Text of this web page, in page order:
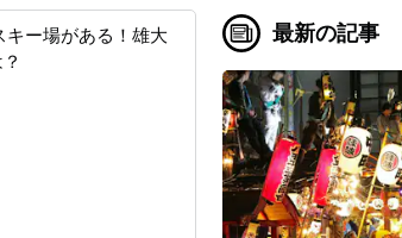
ー場がある！雄大
最新の記事